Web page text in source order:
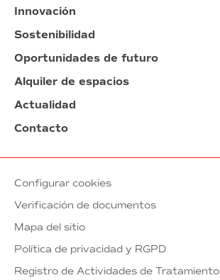
Innovación
Sostenibilidad
Oportunidades de futuro
Alquiler de espacios
Actualidad
Contacto
Configurar cookies
Verificación de documentos
Mapa del sitio
Política de privacidad y RGPD
Registro de Actividades de Tratamiento